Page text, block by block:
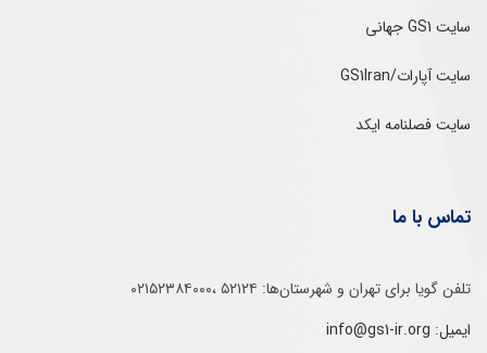
سایت GS1 جهانی
سایت آپارات/GS1Iran
سایت فصلنامه ایکد
تماس با ما
تلفن‌ گویا برای‌ تهران‌‌ و‌ شهرستان‌ها:‌ ۵۲۱۲۴ ،۰۲۱۵۲۳۸۴۰۰۰
ایمیل: info@gs1-ir.org